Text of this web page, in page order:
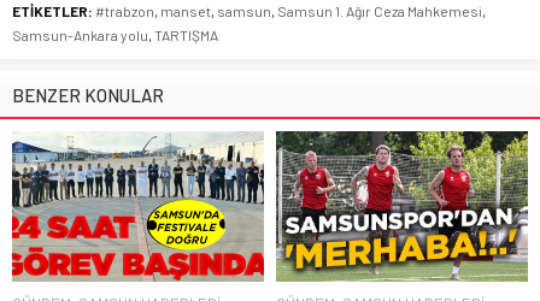
ETİKETLER: #trabzon, manset, samsun, Samsun 1. Ağır Ceza Mahkemesi,
Samsun-Ankara yolu, TARTIŞMA
BENZER KONULAR